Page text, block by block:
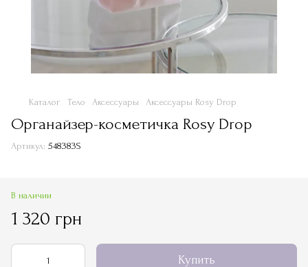
Каталог Тело Аксессуары Аксессуары Rosy Drop
Органайзер-косметичка Rosy Drop
Артикул: 548383S
В наличии
1 320 грн
Купить